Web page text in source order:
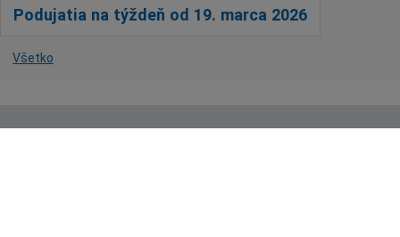
Podujatia na týždeň od 19. marca 2026
Všetko